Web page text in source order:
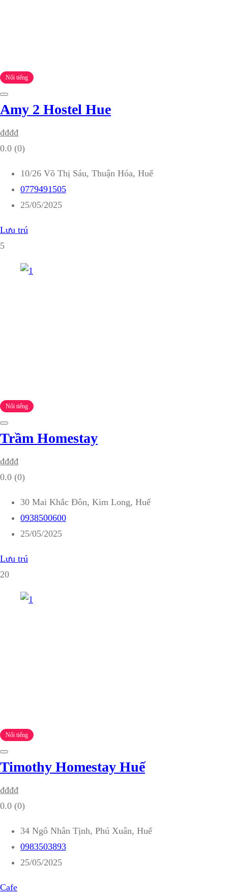
Nổi tiếng
Amy 2 Hostel Hue
₫₫₫₫
0.0 (0)
10/26 Võ Thị Sáu, Thuận Hóa, Huế
0779491505
25/05/2025
Lưu trú
5
Nổi tiếng
Trầm Homestay
₫₫₫₫
0.0 (0)
30 Mai Khắc Đôn, Kim Long, Huế
0938500600
25/05/2025
Lưu trú
20
Nổi tiếng
Timothy Homestay Huế
₫₫₫₫
0.0 (0)
34 Ngô Nhân Tịnh, Phú Xuân, Huế
0983503893
25/05/2025
Cafe